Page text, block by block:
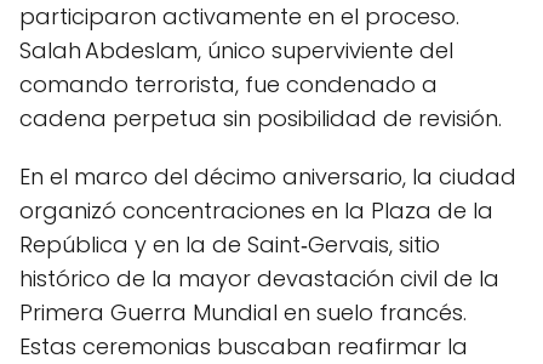
participaron activamente en el proceso.
Salah Abdeslam, único superviviente del
comando terrorista, fue condenado a
cadena perpetua sin posibilidad de revisión.
En el marco del décimo aniversario, la ciudad
organizó concentraciones en la Plaza de la
República y en la de Saint‑Gervais, sitio
histórico de la mayor devastación civil de la
Primera Guerra Mundial en suelo francés.
Estas ceremonias buscaban reafirmar la